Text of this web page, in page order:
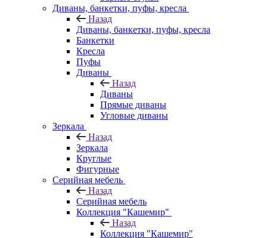
Диваны, банкетки, пуфы, кресла
Назад
Диваны, банкетки, пуфы, кресла
Банкетки
Кресла
Пуфы
Диваны
Назад
Диваны
Прямые диваны
Угловые диваны
Зеркала
Назад
Зеркала
Круглые
Фигурные
Серийная мебель
Назад
Серийная мебель
Коллекция "Кашемир"
Назад
Коллекция "Кашемир"